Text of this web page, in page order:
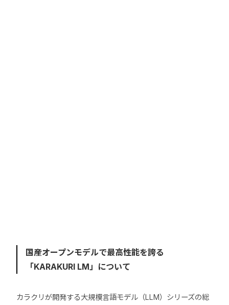
国産オープンモデルで最高性能を誇る
「KARAKURI LM」について
カラクリが開発する大規模言語モデル（LLM）シリーズの総